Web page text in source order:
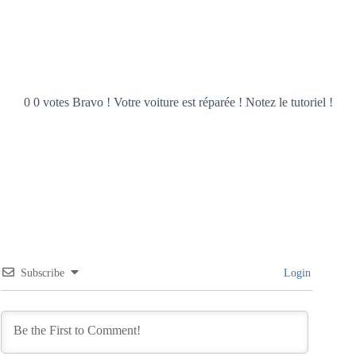
0 0 votes Bravo ! Votre voiture est réparée ! Notez le tutoriel !
Subscribe Login